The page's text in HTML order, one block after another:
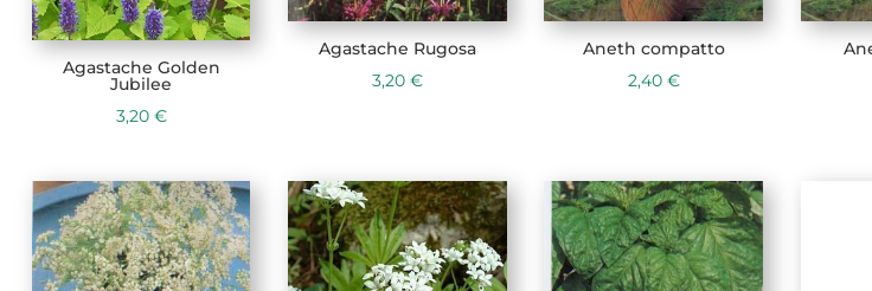
Agastache Golden
Jubilee
3,20 €
Agastache Rugosa
3,20 €
Aneth compatto
2,40 €